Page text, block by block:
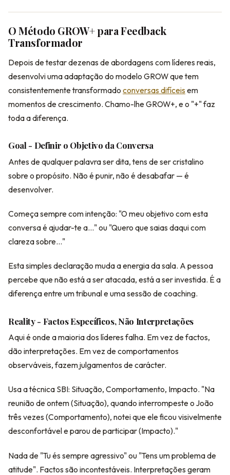
O Método GROW+ para Feedback
Transformador
Depois de testar dezenas de abordagens com líderes reais,
desenvolvi uma adaptação do modelo GROW que tem
consistentemente transformado conversas difíceis em
momentos de crescimento. Chamo-lhe GROW+, e o "+" faz
toda a diferença.
Goal - Definir o Objetivo da Conversa
Antes de qualquer palavra ser dita, tens de ser cristalino
sobre o propósito. Não é punir, não é desabafar — é
desenvolver.
Começa sempre com intenção: "O meu objetivo com esta
conversa é ajudar-te a..." ou "Quero que saias daqui com
clareza sobre..."
Esta simples declaração muda a energia da sala. A pessoa
percebe que não está a ser atacada, está a ser investida. É a
diferença entre um tribunal e uma sessão de coaching.
Reality - Factos Específicos, Não Interpretações
Aqui é onde a maioria dos líderes falha. Em vez de factos,
dão interpretações. Em vez de comportamentos
observáveis, fazem julgamentos de carácter.
Usa a técnica SBI: Situação, Comportamento, Impacto. "Na
reunião de ontem (Situação), quando interrompeste o João
três vezes (Comportamento), notei que ele ficou visivelmente
desconfortável e parou de participar (Impacto)."
Nada de "Tu és sempre agressivo" ou "Tens um problema de
atitude". Factos são incontestáveis. Interpretações geram